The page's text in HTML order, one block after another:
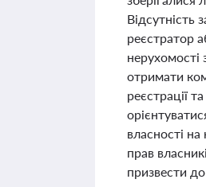
реєстратор
нерухомості
отримати
реєстрації
власності
прав
призвести